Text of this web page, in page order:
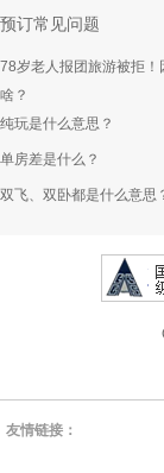
预订常见问题
78岁老人报团旅游被拒！
啥？
纯玩是什么意思？
单房差是什么？
双飞、双卧都是什么意思
友情链接：